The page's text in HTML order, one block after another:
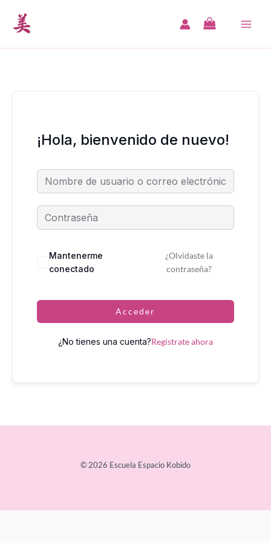
contenido
¡Hola, bienvenido de nuevo!
Mantenerme
conectado
¿Olvidaste la
contraseña?
Acceder
¿No tienes una cuenta?Regístrate ahora
© 2026 Escuela Espacio Kobido